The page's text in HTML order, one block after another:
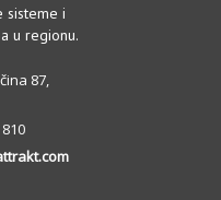
sisteme i
u regionu.
87,